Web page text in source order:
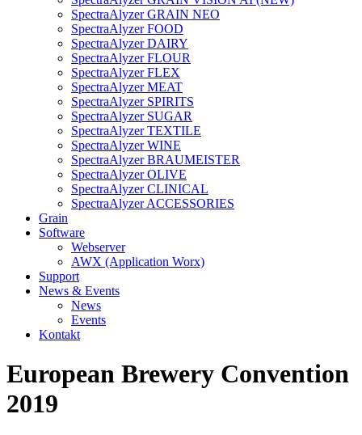
SpectraAlyzer GRAIN NEO
SpectraAlyzer FOOD
SpectraAlyzer DAIRY
SpectraAlyzer FLOUR
SpectraAlyzer FLEX
SpectraAlyzer MEAT
SpectraAlyzer SPIRITS
SpectraAlyzer SUGAR
SpectraAlyzer TEXTILE
SpectraAlyzer WINE
SpectraAlyzer BRAUMEISTER
SpectraAlyzer OLIVE
SpectraAlyzer CLINICAL
SpectraAlyzer ACCESSORIES
Grain
Software
Webserver
AWX (Application Worx)
Support
News & Events
News
Events
Kontakt
European Brewery Convention
2019